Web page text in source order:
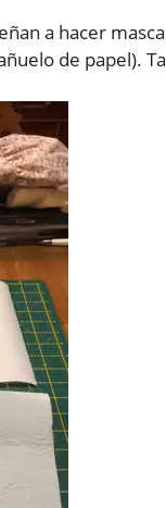
a hacer
de papel).